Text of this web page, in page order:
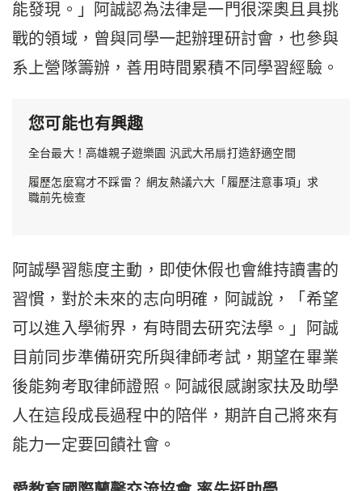
能發現。」阿誠認為法律是一門很深奧且具挑
戰的領域，曾與同學一起辦理研討會，也參與
系上營隊籌辦，善用時間累積不同學習經驗。
您可能也有興趣
全台最大！高雄親子遊樂園 汎武大吊扇打造舒適空間
履歷怎麼寫才不踩雷？ 網友熱議六大「履歷注意事項」求
職前先檢查
阿誠學習態度主動，即使休假也會維持讀書的
習慣，對於未來的志向明確，阿誠說，「希望
可以進入學術界，有時間去研究法學。」阿誠
目前同步準備研究所與律師考試，期望在畢業
後能夠考取律師證照。阿誠很感謝家扶及助學
人在這段成長過程中的陪伴，期許自己將來有
能力一定要回饋社會。